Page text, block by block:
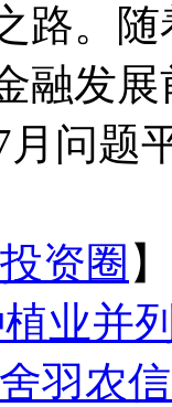
路。
融发
问题
资圈 】